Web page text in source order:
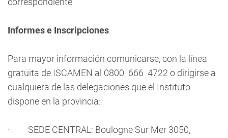
Informes e Inscripciones
Para mayor información comunicarse, con la línea
gratuita de ISCAMEN al 0800  666  4722 o dirigirse a
cualquiera de las delegaciones que el Instituto
dispone en la provincia:
· SEDE CENTRAL: Boulogne Sur Mer 3050,